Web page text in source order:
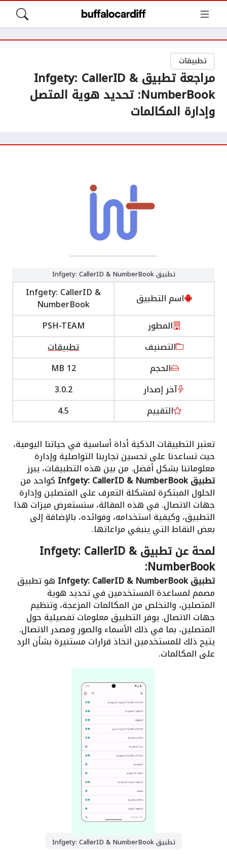
تطبيقات
مراجعة تطبيق Infgety: CallerID &
NumberBook: تحديد هوية المتصل
وإدارة المكالمات
تطبيق Infgety: CallerID & NumberBook
اسم التطبيق Infgety: CallerID &
NumberBook
المطور
PSH-TEAM
التصنيف
تطبيقات
الحجم
12 MB
آخر إصدار
3.0.2
التقييم
4.5
تعتبر التطبيقات الذكية أداة أساسية في حياتنا اليومية،
حيث تساعدنا على تحسين تجاربنا التواصلية وإدارة
معلوماتنا بشكل أفضل. من بين هذه التطبيقات، يبرز
تطبيق Infgety: CallerID & NumberBook كواحد من
الحلول المبتكرة لمشكلة التعرف على المتصلين وإدارة
جهات الاتصال. في هذه المقالة، سنستعرض ميزات هذا
التطبيق، وكيفية استخدامه، وفوائده، بالإضافة إلى
بعض النقاط التي ينبغي مراعاتها.
لمحة عن تطبيق Infgety: CallerID &
NumberBook:
تطبيق Infgety: CallerID & NumberBook هو تطبيق
مصمم لمساعدة المستخدمين في تحديد هوية
المتصلين، والتخلص من المكالمات المزعجة، وتنظيم
جهات الاتصال. يوفر التطبيق معلومات تفصيلية حول
المتصلين، بما في ذلك الأسماء والصور ومصدر الاتصال.
يتيح ذلك للمستخدمين اتخاذ قرارات مستنيرة بشأن الرد
على المكالمات.
تطبيق Infgety: CallerID & NumberBook